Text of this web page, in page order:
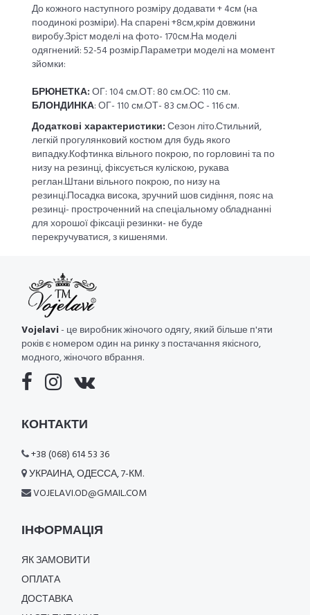
До кожного наступного розміру додавати + 4см (на
поодинокі розміри). На спарені +8см,крім довжини
виробу.Зріст моделі на фото- 170см.На моделі
одягнений: 52-54 розмір.Параметри моделі на момент
зйомки:
БРЮНЕТКА:ОГ: 104 см.ОТ: 80 см.ОС: 110 см.
БЛОНДИНКА: ОГ- 110 см.ОТ- 83 см.ОС - 116 см.
Додаткові характеристики:Сезон літо.Стильний,
легкій прогулянковий костюм для будь якого
випадку.Кофтинка вільного покрою, по горловині та по
низу на резинці, фіксується куліскою, рукава
реглан.Штани вільного покрою, по низу на
резинці.Посадка висока, зручний шов сидіння, пояс на
резинці- простроченний на спеціальному обладнанні
для хорошої фіксаціі резинки- не буде
перекручуватися, з кишенями.
Vojelavi- це виробник жіночого одягу, який більше п'яти
років є номером один на ринку з постачання якісного,
модного, жіночого вбрання.
КОНТАКТИ
+38 (068) 614 53 36
УКРАИНА, ОДЕССА, 7-КМ.
VOJELAVI.OD@GMAIL.COM
ІНФОРМАЦІЯ
ЯК ЗАМОВИТИ
ОПЛАТА
ДОСТАВКА